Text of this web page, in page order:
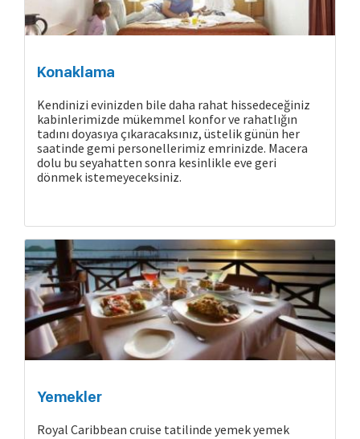
Konaklama
Kendinizi evinizden bile daha rahat hissedeceğiniz
kabinlerimizde mükemmel konfor ve rahatlığın
tadını doyasıya çıkaracaksınız, üstelik günün her
saatinde gemi personellerimiz emrinizde. Macera
dolu bu seyahatten sonra kesinlikle eve geri
dönmek istemeyeceksiniz.
Yemekler
Royal Caribbean cruise tatilinde yemek yemek